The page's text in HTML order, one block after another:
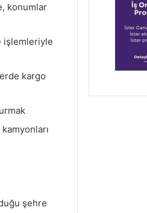
konumlar
işlemleriyle
kargo
şehre